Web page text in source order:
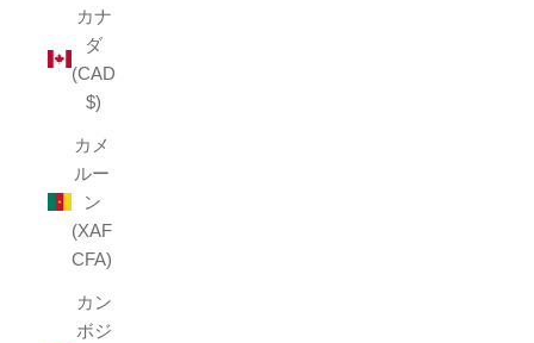
カナ
ダ
(CAD
$)
カメ
ルー
ン
(XAF
CFA)
カン
ボジ